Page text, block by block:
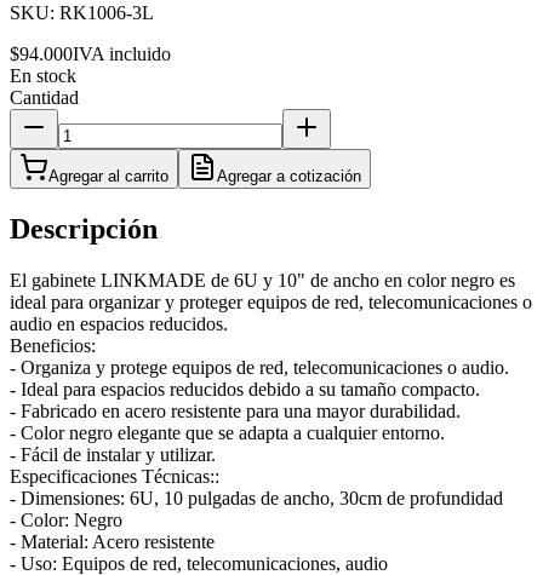
SKU: RK1006-3L
$94.000IVA incluido
En stock
Cantidad
Agregar al carrito Agregar a cotización
Descripción
El gabinete LINKMADE de 6U y 10" de ancho en color negro es
ideal para organizar y proteger equipos de red, telecomunicaciones o
audio en espacios reducidos.
Beneficios:
- Organiza y protege equipos de red, telecomunicaciones o audio.
- Ideal para espacios reducidos debido a su tamaño compacto.
- Fabricado en acero resistente para una mayor durabilidad.
- Color negro elegante que se adapta a cualquier entorno.
- Fácil de instalar y utilizar.
Especificaciones Técnicas::
- Dimensiones: 6U, 10 pulgadas de ancho, 30cm de profundidad
- Color: Negro
- Material: Acero resistente
- Uso: Equipos de red, telecomunicaciones, audio